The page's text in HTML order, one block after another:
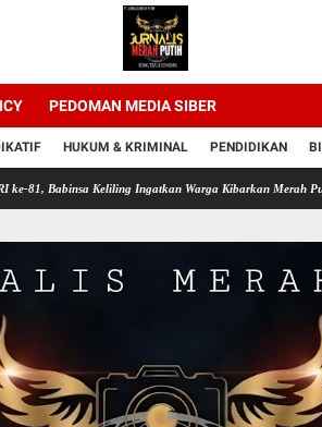
PEDOMAN MEDIA SIBER
HUKUM & KRIMINAL PENDIDIKAN
Keliling Ingatkan Warga Kibarkan Merah Putih